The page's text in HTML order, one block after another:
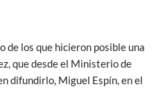
de los que hicieron posible una
que desde el Ministerio de
difundirlo, Miguel Espín, en el